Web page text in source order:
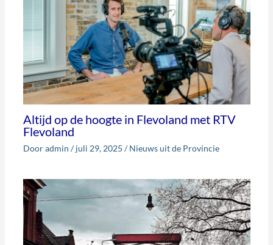
Altijd op de hoogte in Flevoland met RTV
Flevoland
Door admin /juli 29, 2025 /Nieuws uit de Provincie